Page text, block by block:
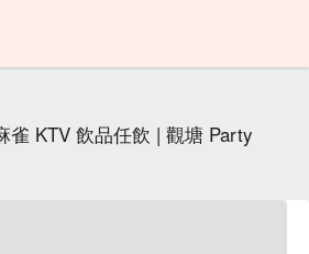
雀 KTV 飲品任飲 | 觀塘 Party